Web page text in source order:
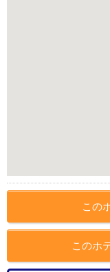
この
このホ